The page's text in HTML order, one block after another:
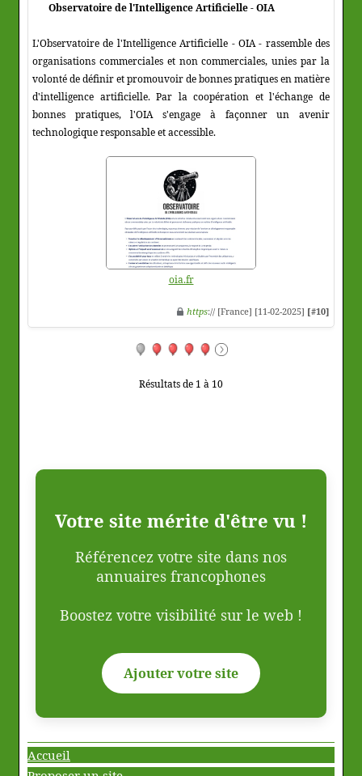
Observatoire de l'Intelligence Artificielle - OIA
L'Observatoire de l'Intelligence Artificielle - OIA - rassemble des
organisations commerciales et non commerciales, unies par la
volonté de définir et promouvoir de bonnes pratiques en matière
d'intelligence artificielle. Par la coopération et l'échange de
bonnes pratiques, l'OIA s'engage à façonner un avenir
technologique responsable et accessible.
oia.fr
https:// [France] [11-02-2025] [#10]
Résultats de 1 à 10
Votre site mérite d'être vu !
Référencez votre site dans nos
annuaires francophones
Boostez votre visibilité sur le web !
Ajouter votre site
Accueil